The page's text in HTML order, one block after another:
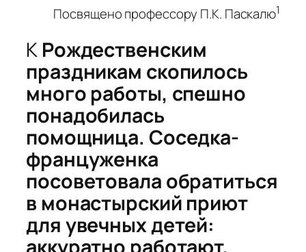
Посвящено профессору П.К. Паскалю1
КРождественским
праздникам скопилось
много работы, спешно
понадобилась
помощница. Соседка-
француженка
посоветовала обратиться
в монастырский приют
для увечных детей: